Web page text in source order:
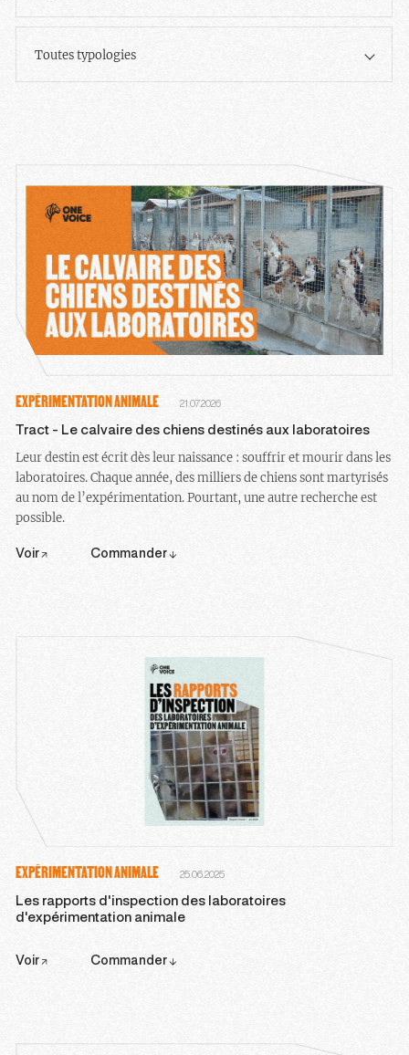
Toutes typologies
EXPÉRIMENTATION ANIMALE 21.07.2026
Tract - Le calvaire des chiens destinés aux laboratoires
Leur destin est écrit dès leur naissance : souffrir et mourir dans les
laboratoires. Chaque année, des milliers de chiens sont martyrisés
au nom de l’expérimentation. Pourtant, une autre recherche est
possible.
Voir Commander
EXPÉRIMENTATION ANIMALE 25.06.2025
Les rapports d'inspection des laboratoires
d'expérimentation animale
Voir Commander